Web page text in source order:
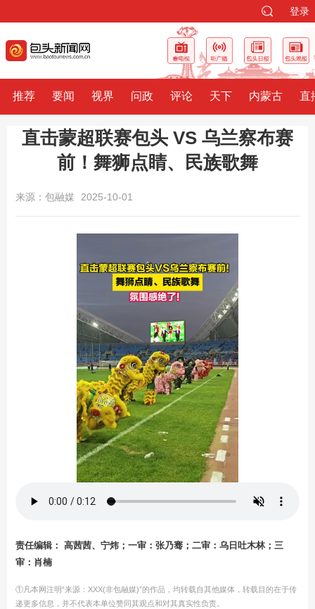
登录
推荐 要闻 视界 问政 评论 天下 内蒙古 直
直击蒙超联赛包头 VS 乌兰察布赛
前！舞狮点睛、民族歌舞
来源：包融媒 2025-10-01
责任编辑： 高茜茜、宁炜；一审：张乃骞；二审：乌日吐木林；三
审：肖楠
①凡本网注明“来源：XXX(非包融媒)”的作品，均转载自其他媒体，转载目的在于传
递更多信息，并不代表本单位赞同其观点和对其真实性负责。